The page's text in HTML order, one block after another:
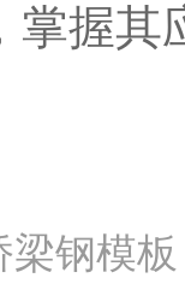
掌握其
梁钢模